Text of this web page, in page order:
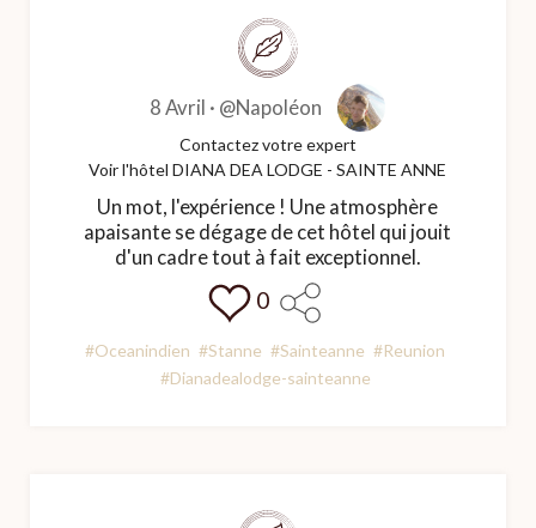
8 Avril · @Napoléon
Contactez votre expert
Voir l'hôtel DIANA DEA LODGE - SAINTE ANNE
Un mot, l'expérience ! Une atmosphère
apaisante se dégage de cet hôtel qui jouit
d'un cadre tout à fait exceptionnel.
0
#Oceanindien #Stanne #Sainteanne #Reunion
#Dianadealodge-sainteanne